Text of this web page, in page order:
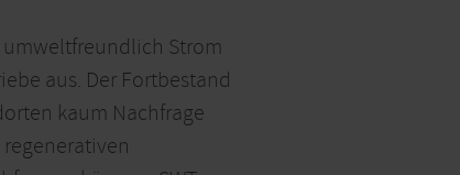
Strom
aus. Der Fortbestand
kaum Nachfrage